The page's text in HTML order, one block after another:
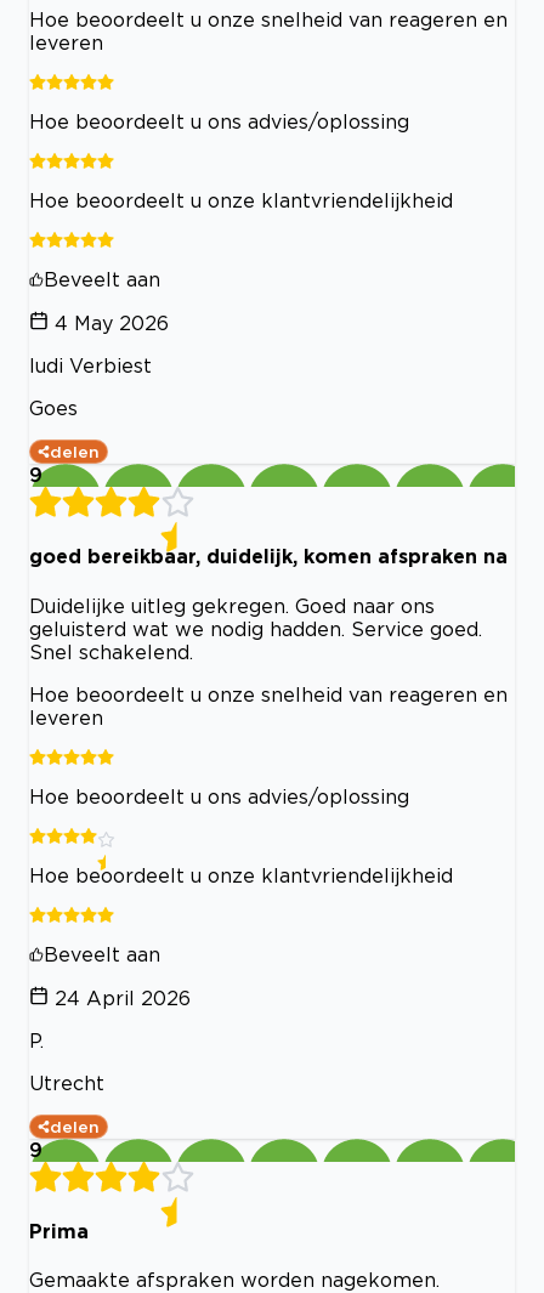
Hoe beoordeelt u onze snelheid van reageren en
leveren
Hoe beoordeelt u ons advies/oplossing
Hoe beoordeelt u onze klantvriendelijkheid
Beveelt aan
4 May 2026
ludi Verbiest
Goes
delen
9
goed bereikbaar, duidelijk, komen afspraken na
Duidelijke uitleg gekregen. Goed naar ons
geluisterd wat we nodig hadden. Service goed.
Snel schakelend.
Hoe beoordeelt u onze snelheid van reageren en
leveren
Hoe beoordeelt u ons advies/oplossing
Hoe beoordeelt u onze klantvriendelijkheid
Beveelt aan
24 April 2026
P.
Utrecht
delen
9
Prima
Gemaakte afspraken worden nagekomen.